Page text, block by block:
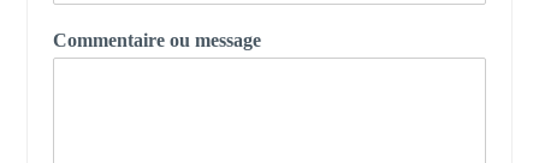
Commentaire ou message